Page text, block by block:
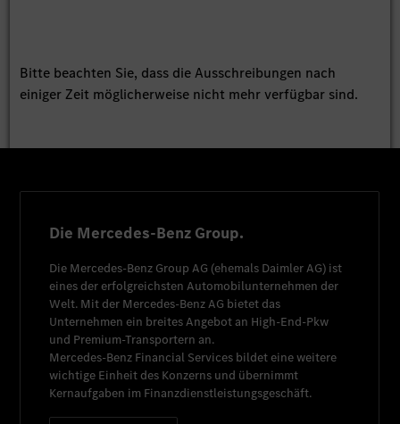
Bitte beachten Sie, dass die Ausschreibungen nach
einiger Zeit möglicherweise nicht mehr verfügbar sind.
Die Mercedes-Benz Group.
Die Mercedes-Benz Group AG (ehemals Daimler AG) ist
eines der erfolgreichsten Automobilunternehmen der
Welt. Mit der Mercedes-Benz AG bietet das
Unternehmen ein breites Angebot an High-End-Pkw
und Premium-Transportern an.
Mercedes-Benz Financial Services bildet eine weitere
wichtige Einheit des Konzerns und übernimmt
Kernaufgaben im Finanzdienstleistungsgeschäft.